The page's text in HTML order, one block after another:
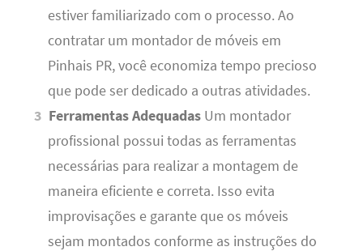
estiver familiarizado com o processo. Ao
contratar um montador de móveis em
Pinhais PR, você economiza tempo precioso
que pode ser dedicado a outras atividades.
Ferramentas Adequadas Um montador
profissional possui todas as ferramentas
necessárias para realizar a montagem de
maneira eficiente e correta. Isso evita
improvisações e garante que os móveis
sejam montados conforme as instruções do